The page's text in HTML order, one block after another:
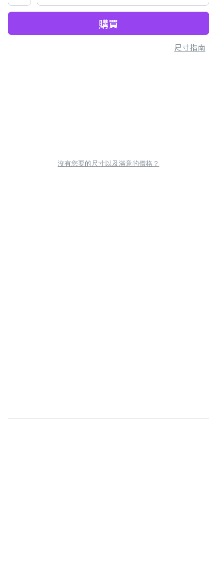
購買
尺寸指南
沒有您要的尺寸以及滿意的價格？